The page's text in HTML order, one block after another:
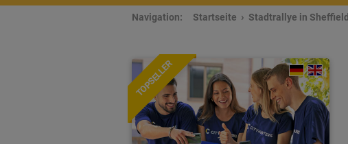
Navigation: Startseite Stadtrallye in Sheffield
TOPSELLER